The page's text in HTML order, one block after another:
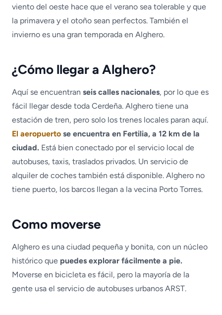
viento del oeste hace que el verano sea tolerable y que
la primavera y el otoño sean perfectos. También el
invierno es una gran temporada en Alghero.
¿Cómo llegar a Alghero?
Aquí se encuentran seis calles nacionales, por lo que es
fácil llegar desde toda Cerdeña. Alghero tiene una
estación de tren, pero solo los trenes locales paran aquí.
El aeropuerto se encuentra en Fertilia, a 12 km de la
ciudad. Está bien conectado por el servicio local de
autobuses, taxis, traslados privados. Un servicio de
alquiler de coches también está disponible. Alghero no
tiene puerto, los barcos llegan a la vecina Porto Torres.
Como moverse
Alghero es una ciudad pequeña y bonita, con un núcleo
histórico que puedes explorar fácilmente a pie.
Moverse en bicicleta es fácil, pero la mayoría de la
gente usa el servicio de autobuses urbanos ARST.